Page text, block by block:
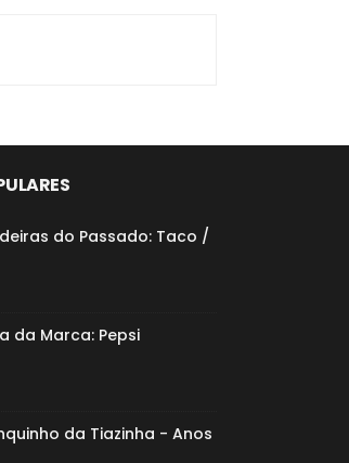
do Passado: Taco /
da Marca: Pepsi
da Tiazinha - Anos